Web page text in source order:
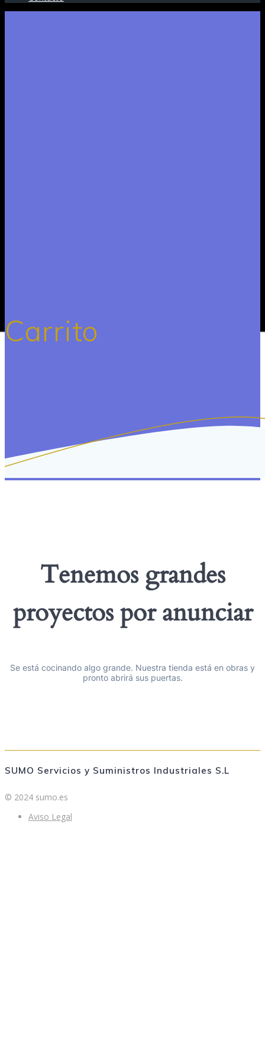
Carrito
Tenemos grandes
proyectos por anunciar
Se está cocinando algo grande. Nuestra tienda está en obras y
pronto abrirá sus puertas.
SUMO Servicios y Suministros Industriales S.L
© 2024 sumo.es
Aviso Legal